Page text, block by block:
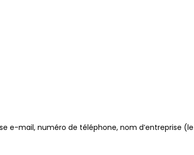
e-mail, numéro de téléphone, nom d’entreprise